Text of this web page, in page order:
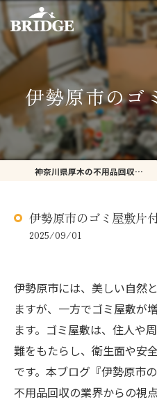
伊勢原市のゴ
神奈川県厚木の不用品回収ならBRIDGE
伊勢原市のゴミ屋敷片
2025/09/01
伊勢原市には、美しい自然
ますが、一方でゴミ屋敷が
ます。ゴミ屋敷は、住人や
難をもたらし、衛生面や安
です。本ブログ『伊勢原市
不用品回収の業界からの視